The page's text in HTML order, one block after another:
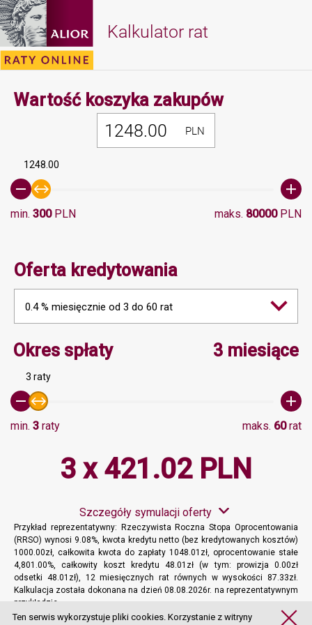
Kalkulator rat
Wartość koszyka zakupówMinimalna
PLN
1248.00
min. 300PLN maks. 80000PLN
Oferta kredytowania
0.4 % miesięcznie od 3 do 60 rat
Okres spłatyMinimalna wartość 3,
3 miesiące
3 raty
min. 3 raty maks. 60rat
3 x 421.02 PLN
Szczegóły symulacji oferty
Przykład reprezentatywny: Rzeczywista Roczna Stopa Oprocentowania
(RRSO) wynosi 9.08%, kwota kredytu netto (bez kredytowanych kosztów)
1000.00zł, całkowita kwota do zapłaty 1048.01zł, oprocentowanie stałe
4,801.00%, całkowity koszt kredytu 48.01zł (w tym: prowizja 0.00zł
odsetki 48.01zł), 12 miesięcznych rat równych w wysokości 87.33zł.
Kalkulacja została dokonana na dzień 08.08.2026r. na reprezentatywnym
przykładzie.
Więcej informacji
Ten serwis wykorzystuje pliki cookies. Korzystanie z witryny